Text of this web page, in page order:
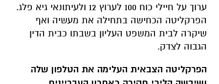
ערוך על חיילי כוח 100 לערוץ 12 ולעיתונאי גיא פלג.
הפרקליטה הכחישה בתחילה את מעשיה ואף
שיקרה לבית המשפט העליון בשבתו כבית הדין
הגבוה לצדק.
הפרקליטה הצבאית העלימה את הטלפון שלה